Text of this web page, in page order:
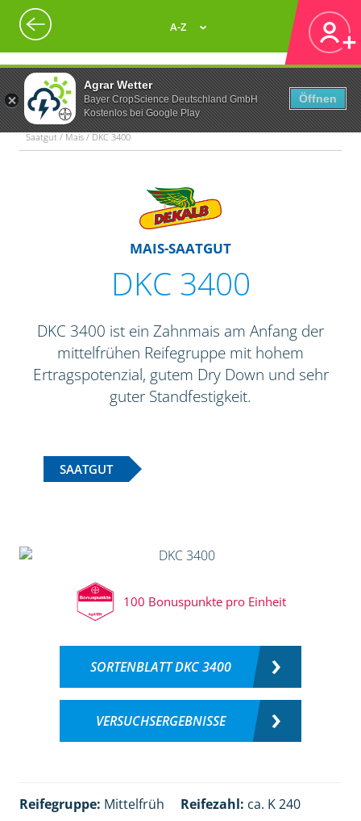
Agrar Wetter
Bayer CropScience Deutschland GmbH
Kostenlos bei Google Play
Öffnen
A-Z
Saatgut / Mais / DKC 3400
MAIS-SAATGUT
DKC 3400
DKC 3400 ist ein Zahnmais am Anfang der
mittelfrühen Reifegruppe mit hohem
Ertragspotenzial, gutem Dry Down und sehr
guter Standfestigkeit.
SAATGUT
100 Bonuspunkte pro Einheit
SORTENBLATT DKC 3400
VERSUCHSERGEBNISSE
Reifegruppe: Mittelfrüh Reifezahl: ca. K 240